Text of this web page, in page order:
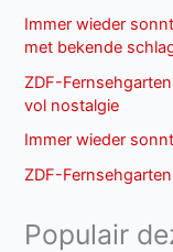
Immer wieder
met bekende
ZDF-
vol nostalgie
Immer wieder
ZDF-
Populair